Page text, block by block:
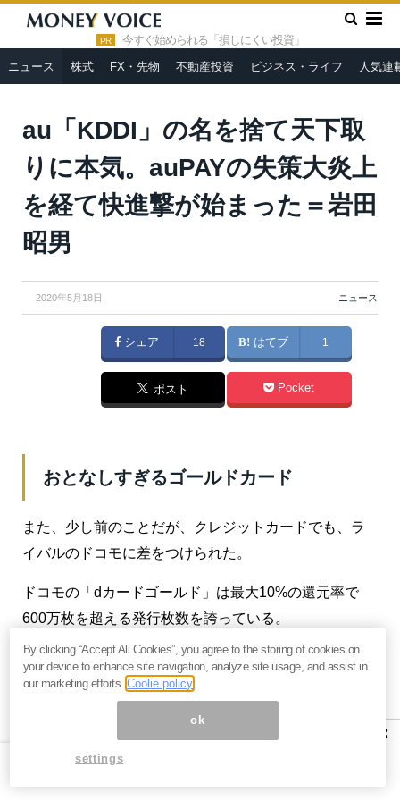
PR 今すぐ始められる「損しにくい投資」
ニュース 株式 FX・先物 不動産投資 ビジネス・ライフ 人気連
HOME » ニュース »
au「KDDI」の名を捨て天下取りに本気。
auPAYの失策大炎上を経て快進撃が始まった＝岩田昭男
au「KDDI」の名を捨て天下取
りに本気。auPAYの失策大炎上
を経て快進撃が始まった＝岩田
昭男
2020年5月18日 ニュース
シェア 18 はてブ 1
ポスト Pocket
おとなしすぎるゴールドカード
また、少し前のことだが、クレジットカードでも、ラ
イバルのドコモに差をつけられた。
ドコモの「dカードゴールド」は最大10%の還元率で
600万枚を超える発行枚数を誇っている。
それに対抗してKDDIもゴールドカードを発行して、こ
ちらは還元率11%を謳っていた。しかし、PR不足でい
れていない状況だ。
×
By clicking “Accept All Cookies”, you agree to the storing of cookies on
your device to enhance site navigation, analyze site usage, and assist in
our marketing efforts.Coolie policy
ok
settings